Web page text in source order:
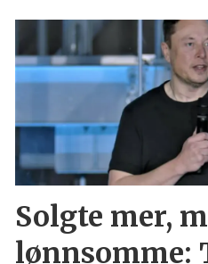
Solgte mer,
lønnsomme: